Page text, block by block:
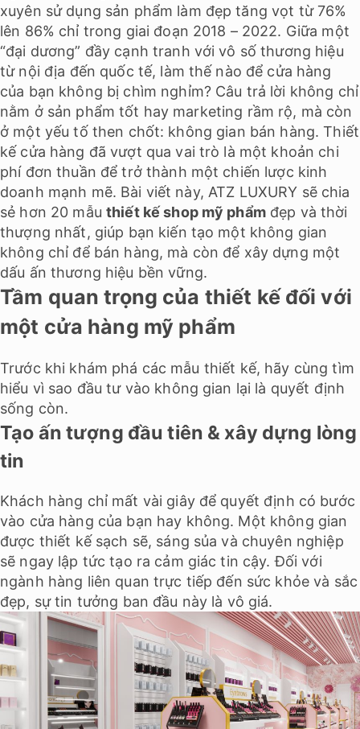
xuyên sử dụng sản phẩm làm đẹp tăng vọt từ 76%
lên 86% chỉ trong giai đoạn 2018 – 2022. Giữa một
“đại dương” đầy cạnh tranh với vô số thương hiệu
từ nội địa đến quốc tế, làm thế nào để cửa hàng
của bạn không bị chìm nghỉm? Câu trả lời không chỉ
nằm ở sản phẩm tốt hay marketing rầm rộ, mà còn
ở một yếu tố then chốt: không gian bán hàng. Thiết
kế cửa hàng đã vượt qua vai trò là một khoản chi
phí đơn thuần để trở thành một chiến lược kinh
doanh mạnh mẽ. Bài viết này, ATZ LUXURY sẽ chia
sẻ hơn 20 mẫu thiết kế shop mỹ phẩmđẹp và thời
thượng nhất, giúp bạn kiến tạo một không gian
không chỉ để bán hàng, mà còn để xây dựng một
dấu ấn thương hiệu bền vững.
Tầm quan trọng của thiết kế đối với
một cửa hàng mỹ phẩm
Trước khi khám phá các mẫu thiết kế, hãy cùng tìm
hiểu vì sao đầu tư vào không gian lại là quyết định
sống còn.
Tạo ấn tượng đầu tiên & xây dựng lòng
tin
Khách hàng chỉ mất vài giây để quyết định có bước
vào cửa hàng của bạn hay không. Một không gian
được thiết kế sạch sẽ, sáng sủa và chuyên nghiệp
sẽ ngay lập tức tạo ra cảm giác tin cậy. Đối với
ngành hàng liên quan trực tiếp đến sức khỏe và sắc
đẹp, sự tin tưởng ban đầu này là vô giá.